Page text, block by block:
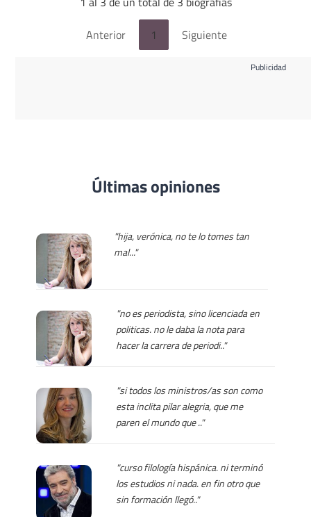
Anterior
1 Siguiente
Publicidad
Últimas opiniones
"hija, verónica, no te lo tomes tan
mal..."
"no es periodista, sino licenciada en
politicas. no le daba la nota para
hacer la carrera de periodi.."
"si todos los ministros/as son como
esta inclita pilar alegria, que me
paren el mundo que .."
"curso filología hispánica. ni terminó
los estudios ni nada. en fin otro que
sin formación llegó.."